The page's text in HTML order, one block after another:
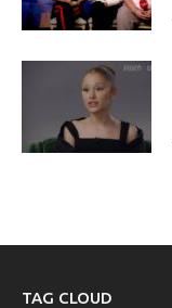
TAG CLOUD